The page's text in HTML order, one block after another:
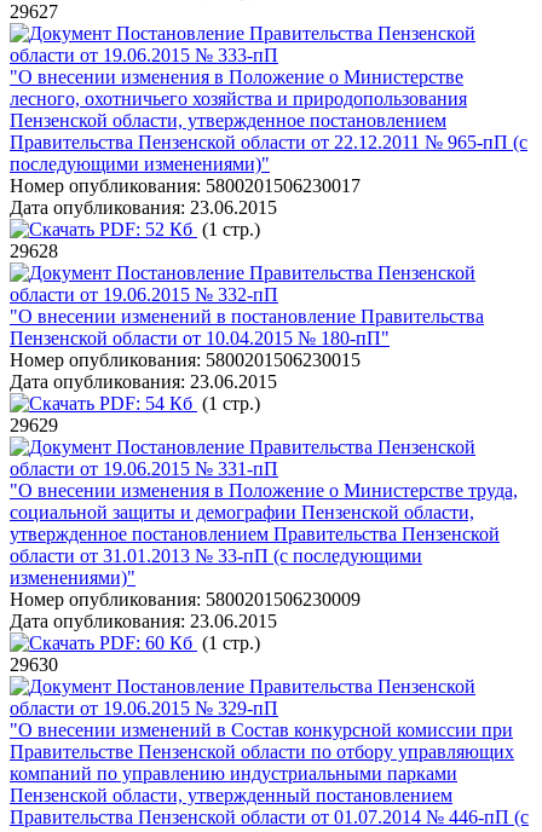
29627
Постановление Правительства Пензенской
области от 19.06.2015 № 333-пП
"О внесении изменения в Положение о Министерстве
лесного, охотничьего хозяйства и природопользования
Пензенской области, утвержденное постановлением
Правительства Пензенской области от 22.12.2011 № 965-пП (с
последующими изменениями)"
Номер опубликования: 5800201506230017
Дата опубликования: 23.06.2015
PDF: 52 Кб (1 стр.)
29628
Постановление Правительства Пензенской
области от 19.06.2015 № 332-пП
"О внесении изменений в постановление Правительства
Пензенской области от 10.04.2015 № 180-пП"
Номер опубликования: 5800201506230015
Дата опубликования: 23.06.2015
PDF: 54 Кб (1 стр.)
29629
Постановление Правительства Пензенской
области от 19.06.2015 № 331-пП
"О внесении изменения в Положение о Министерстве труда,
социальной защиты и демографии Пензенской области,
утвержденное постановлением Правительства Пензенской
области от 31.01.2013 № 33-пП (с последующими
изменениями)"
Номер опубликования: 5800201506230009
Дата опубликования: 23.06.2015
PDF: 60 Кб (1 стр.)
29630
Постановление Правительства Пензенской
области от 19.06.2015 № 329-пП
"О внесении изменений в Состав конкурсной комиссии при
Правительстве Пензенской области по отбору управляющих
компаний по управлению индустриальными парками
Пензенской области, утвержденный постановлением
Правительства Пензенской области от 01.07.2014 № 446-пП (с